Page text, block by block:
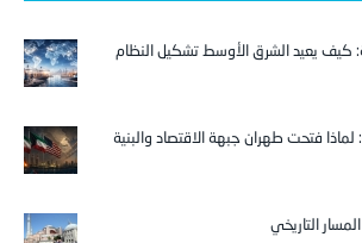
كيف يعيد الشرق الأوسط تشكيل النظام
فتحت طهران جبهة الاقتصاد والبنية
التاريخي